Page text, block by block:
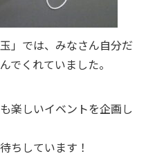
」では、みなさん自分だ
でくれていました。
楽しいイベントを企画し
ちしています！